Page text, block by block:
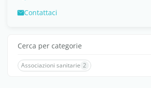
Contattaci
Cerca per categorie
Associazioni sanitarie 2